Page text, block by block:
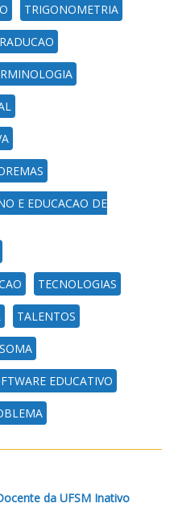
TRIGONOMETRIA
E EDUCACAO DE
TECNOLOGIAS
TALENTOS
SOMA
EDUCATIVO
da UFSM Inativo